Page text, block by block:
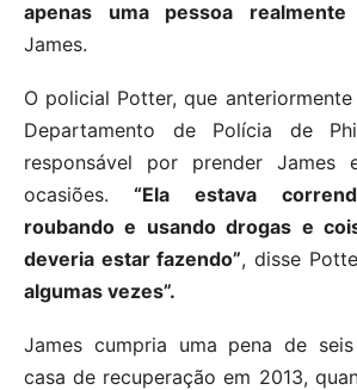
apenas uma pessoa realmente
James.
O policial Potter, que
Departamento de Polícia de
responsável por prender James
ocasiões. “Ela estava
roubando e usando drogas e
deveria estar fazendo”, disse
algumas vezes”.
James cumpria uma pena de
casa de recuperação em 2013,